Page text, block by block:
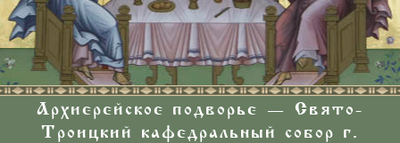
Архиерейское подворье — Свято-
Троицкий кафедральный собор г.